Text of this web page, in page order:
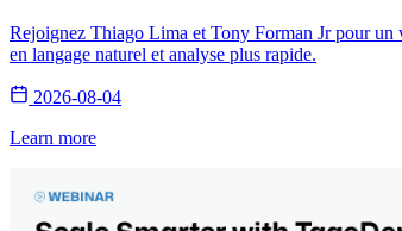
Rejoignez Thiago Lima et Tony Forman Jr pour un
en langage naturel et analyse plus rapide.
2026-08-04
Learn more